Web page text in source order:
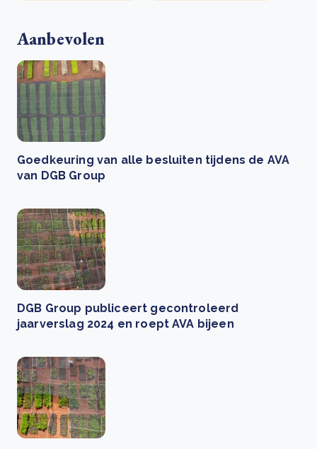
Aanbevolen
Goedkeuring van alle besluiten tijdens de AVA
van DGB Group
DGB Group publiceert gecontroleerd
jaarverslag 2024 en roept AVA bijeen